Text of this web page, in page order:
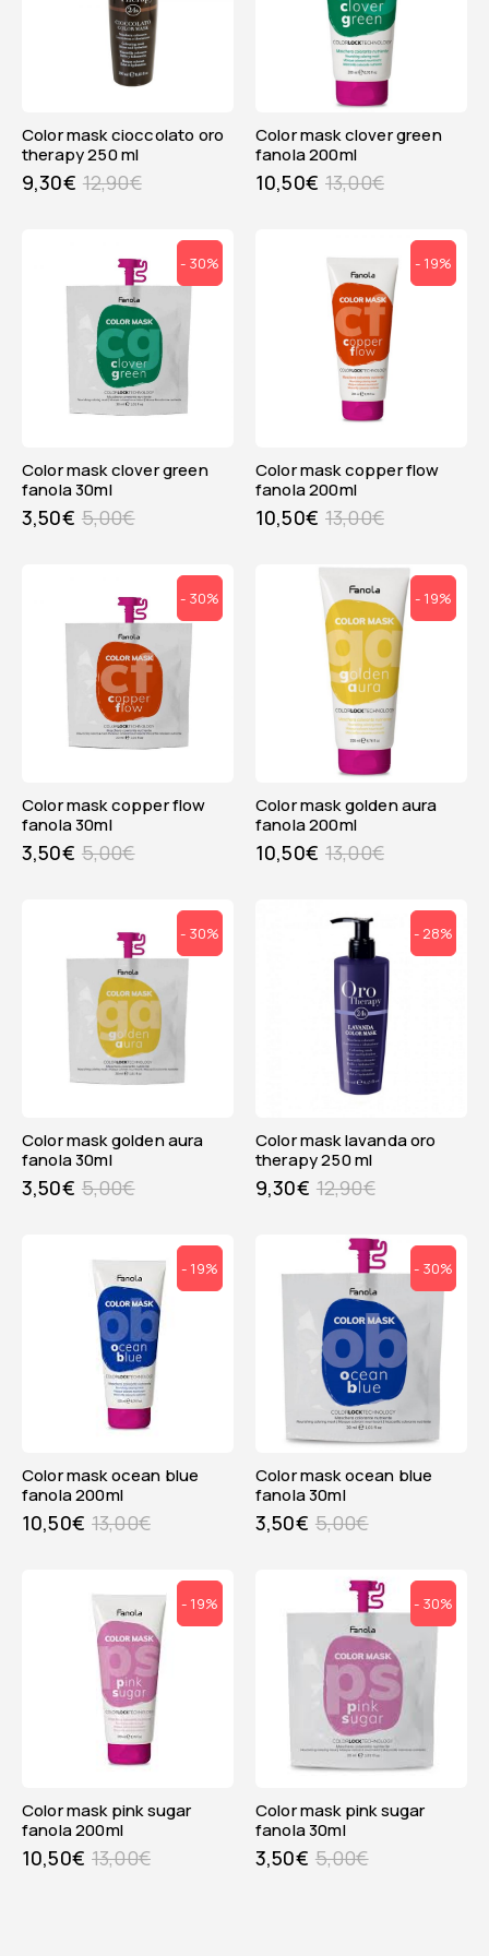
color mask cioccolato oro
therapy 250 ml
12,90€
9,30€
color mask clover green
fanola 200ml
13,00€
10,50€
- 30%
color mask clover green
fanola 30ml
5,00€
3,50€
- 19%
color mask copper flow
fanola 200ml
13,00€
10,50€
- 30%
color mask copper flow
fanola 30ml
5,00€
3,50€
- 19%
color mask golden aura
fanola 200ml
13,00€
10,50€
- 30%
color mask golden aura
fanola 30ml
5,00€
3,50€
- 28%
color mask lavanda oro
therapy 250 ml
12,90€
9,30€
- 19%
color mask ocean blue
fanola 200ml
13,00€
10,50€
- 30%
color mask ocean blue
fanola 30ml
5,00€
3,50€
- 19%
color mask pink sugar
fanola 200ml
13,00€
10,50€
- 30%
color mask pink sugar
fanola 30ml
5,00€
3,50€